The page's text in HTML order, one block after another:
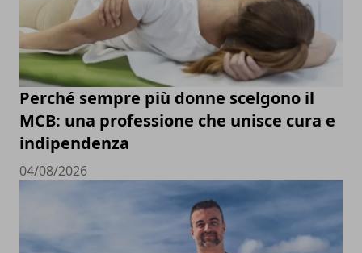
Perché sempre più donne scelgono il
MCB: una professione che unisce cura e
indipendenza
04/08/2026